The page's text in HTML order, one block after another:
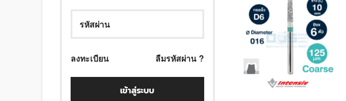
ลงทะเบียน ลืมรหัสผ่าน ?
เข้าสู่ระบบ